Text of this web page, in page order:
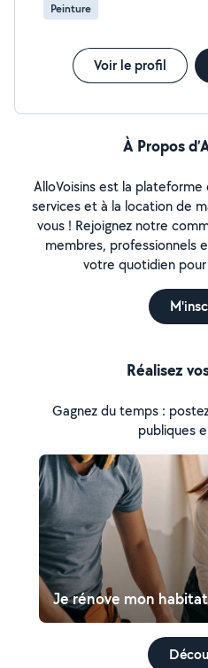
Peinture
Voir le profil
À Propos
AlloVoisins est la
services et à la location de
vous ! Rejoignez notre
membres, professionnels
votre quotidien
Réalisez
Gagnez du temps :
publiques
Je rénove mon